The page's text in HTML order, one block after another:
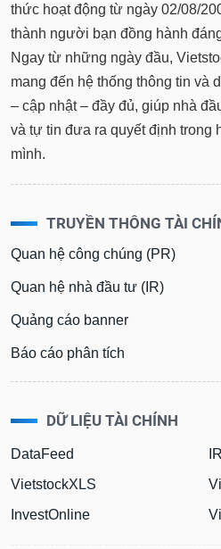
thức hoạt động từ ngày 02/08/
thành người bạn đồng hành
Ngay từ những ngày đầu,
mang đến hệ thống thông tin và
– cập nhật – đầy đủ, giúp nhà
và tự tin đưa ra quyết định trong
mình.
TRUYỀN THÔNG TÀI
Quan hệ công chúng (PR)
Quan hệ nhà đầu tư (IR)
Quảng cáo banner
Báo cáo phân tích
DỮ LIỆU TÀI CHÍNH
DataFeed
VietstockXLS
InvestOnline